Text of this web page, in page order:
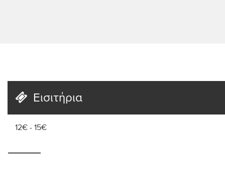
Εισιτήρια
12€ - 15€